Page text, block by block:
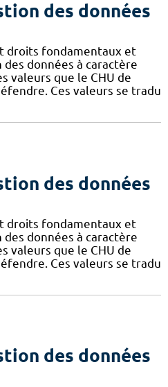
des données
droits fondamentaux et
données à caractère
valeurs que le CHU de
Ces valeurs se tradu
des données
droits fondamentaux et
données à caractère
valeurs que le CHU de
Ces valeurs se tradu
des données